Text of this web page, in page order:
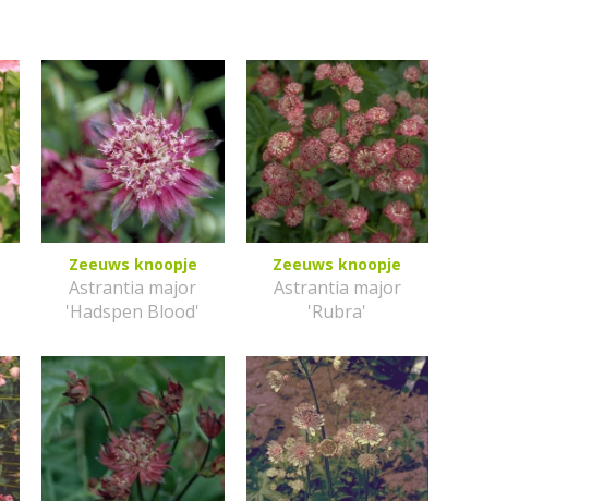
Zeeuws knoopje
Astrantia major
'Hadspen Blood'
Zeeuws knoopje
Astrantia major
'Rubra'